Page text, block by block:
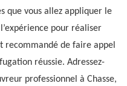
que vous allez appliquer le
pour réaliser
recommandé de faire appel
réussie. Adressez-
professionnel à Chasse,